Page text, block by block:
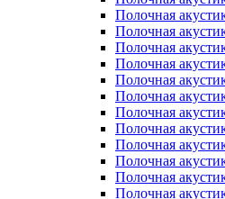
Полочная
Полочная
Полочная
Полочная
Полочная
Полочная
Полочная
Полочная
Полочная
Полочная
Полочная
Полочная